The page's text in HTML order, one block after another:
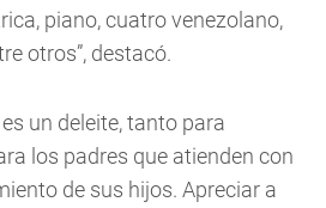
piano, cuatro venezolano,
otros”, destacó.
un deleite, tanto para
los padres que atienden con
de sus hijos. Apreciar a